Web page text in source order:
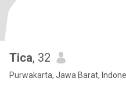
Tica, 32
Purwakarta, Jawa Barat,